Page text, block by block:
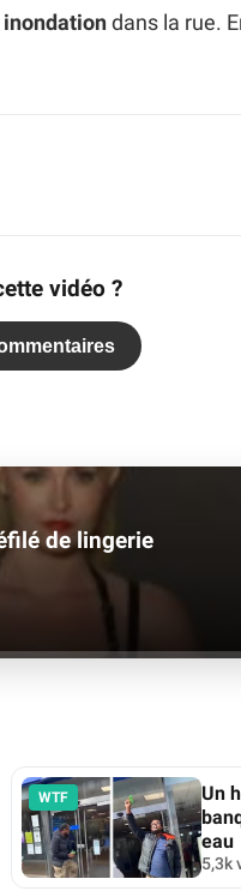
inondation dans la rue.
vidéo ?
de lingerie
WTF
Un
eau
5,3k